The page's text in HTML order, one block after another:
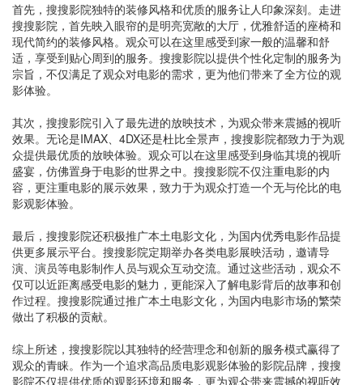
首先，搜搜影院独特的装修风格和优质的服务让人印象深刻。走进
搜搜影院，首先映入眼帘的是明亮宽敞的大厅，优雅舒适的座椅和
现代简约的装修风格。观众可以在这里感受到家一般的温馨和舒
适，享受到贴心周到的服务。搜搜影院以提供个性化定制的服务为
宗旨，不仅满足了观众对电影的需求，更为他们带来了全方位的观
影体验。
其次，搜搜影院引入了最先进的放映技术，为观众带来震撼的视听
效果。无论是IMAX、4DX还是杜比全景声，搜搜影院都致力于为观
众提供最优质的放映体验。观众可以在这里感受到身临其境的视听
盛宴，仿佛置身于电影的世界之中。搜搜影院不仅注重电影的内
容，更注重电影的展示效果，致力于为观众打造一个无与伦比的电
影观影体验。
最后，搜搜影院还积极推广本土电影文化，为国内优秀电影作品提
供更多展示平台。搜搜影院定期举办各类电影展映活动，邀请导
演、演员等电影制作人员与观众互动交流。通过这些活动，观众不
仅可以近距离感受电影的魅力，更能深入了解电影背后的故事和创
作过程。搜搜影院通过推广本土电影文化，为国内电影市场的繁荣
做出了积极的贡献。
综上所述，搜搜影院以其独特的经营理念和创新的服务模式赢得了
观众的青睐。作为一个追求高品质电影观影体验的影院品牌，搜搜
影院不仅提供优质的观影环境和服务，更为观众带来震撼的视听效